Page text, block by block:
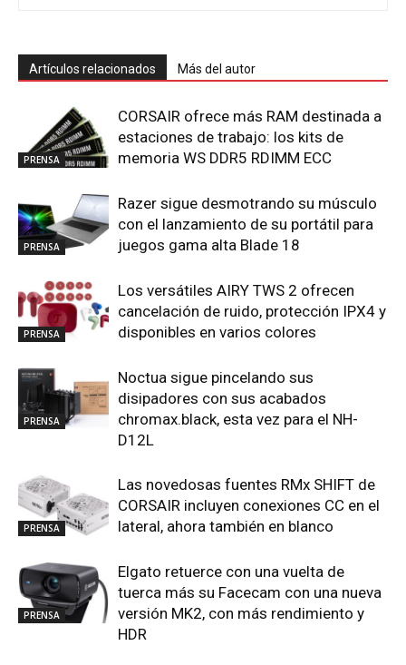
Artículos relacionados Más del autor
PRENSA
CORSAIR ofrece más RAM destinada a
estaciones de trabajo: los kits de
memoria WS DDR5 RDIMM ECC
PRENSA
Razer sigue desmotrando su músculo
con el lanzamiento de su portátil para
juegos gama alta Blade 18
PRENSA
Los versátiles AIRY TWS 2 ofrecen
cancelación de ruido, protección IPX4 y
disponibles en varios colores
PRENSA
Noctua sigue pincelando sus
disipadores con sus acabados
chromax.black, esta vez para el NH-
D12L
PRENSA
Las novedosas fuentes RMx SHIFT de
CORSAIR incluyen conexiones CC en el
lateral, ahora también en blanco
PRENSA
Elgato retuerce con una vuelta de
tuerca más su Facecam con una nueva
versión MK2, con más rendimiento y
HDR